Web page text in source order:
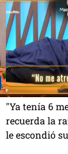
"Ya tenía 6
recuerda la
le escondió